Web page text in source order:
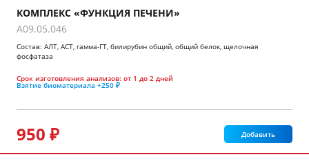
КОМПЛЕКС «ФУНКЦИЯ ПЕЧЕНИ»
A09.05.046
Состав: АЛТ, АСТ, гамма-ГТ, билирубин общий, общий белок, щелочная
фосфатаза
Срок изготовления анализов: от 1 до 2 дней
Взятие биоматериала +250 ₽
950 ₽ Добавить